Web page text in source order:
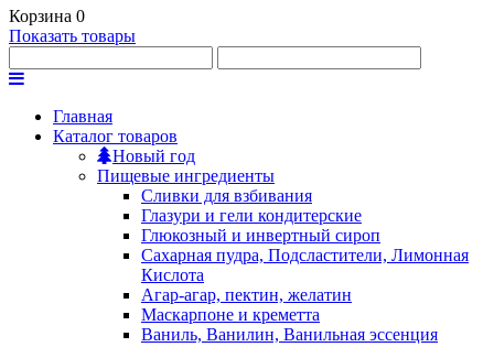
Корзина 0
Показать товары
Главная
Каталог товаров
Новый год
Пищевые ингредиенты
Сливки для взбивания
Глазури и гели кондитерские
Глюкозный и инвертный сироп
Сахарная пудра, Подсластители, Лимонная
Кислота
Агар-агар, пектин, желатин
Маскарпоне и креметта
Ваниль, Ванилин, Ванильная эссенция